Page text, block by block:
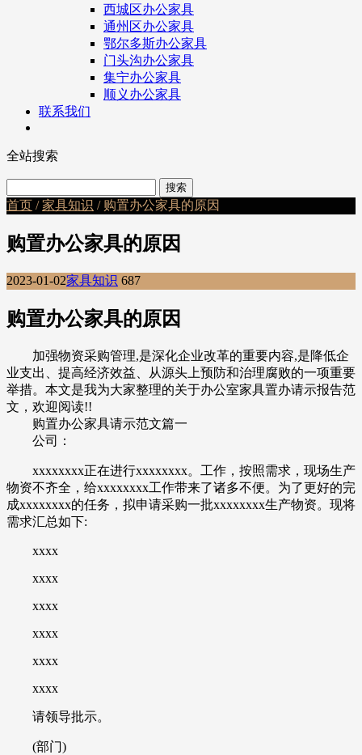
西城区办公家具
通州区办公家具
鄂尔多斯办公家具
门头沟办公家具
集宁办公家具
顺义办公家具
联系我们
全站搜索
首页 /家具知识 / 购置办公家具的原因
购置办公家具的原因
2023-01-02家具知识 687
购置办公家具的原因
加强物资采购管理,是深化企业改革的重要内容,是降低企
业支出、提高经济效益、从源头上预防和治理腐败的一项重要
举措。本文是我为大家整理的关于办公室家具置办请示报告范
文，欢迎阅读!!
购置办公家具请示范文篇一
公司：
xxxxxxxx正在进行xxxxxxxx。工作，按照需求，现场生产
物资不齐全，给xxxxxxxx工作带来了诸多不便。为了更好的完
成xxxxxxxx的任务，拟申请采购一批xxxxxxxx生产物资。现将
需求汇总如下:
xxxx
xxxx
xxxx
xxxx
xxxx
xxxx
请领导批示。
(部门)